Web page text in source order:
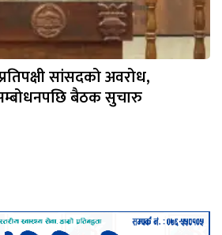
सांसदको अवरोध,
बैठक सुचारु